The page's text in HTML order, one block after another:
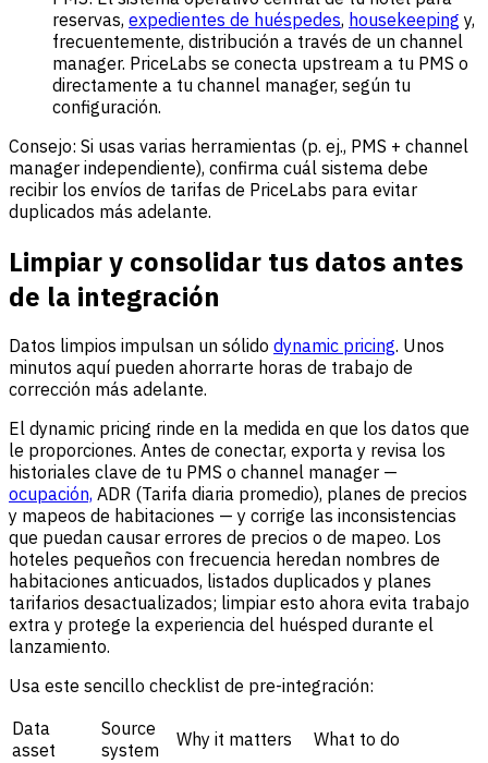
reservas, expedientes de huéspedes, housekeeping y,
frecuentemente, distribución a través de un channel
manager. PriceLabs se conecta upstream a tu PMS o
directamente a tu channel manager, según tu
configuración.
Consejo: Si usas varias herramientas (p. ej., PMS + channel
manager independiente), confirma cuál sistema debe
recibir los envíos de tarifas de PriceLabs para evitar
duplicados más adelante.
Limpiar y consolidar tus datos antes
de la integración
Datos limpios impulsan un sólido dynamic pricing. Unos
minutos aquí pueden ahorrarte horas de trabajo de
corrección más adelante.
El dynamic pricing rinde en la medida en que los datos que
le proporciones. Antes de conectar, exporta y revisa los
historiales clave de tu PMS o channel manager —
ocupación, ADR (Tarifa diaria promedio), planes de precios
y mapeos de habitaciones — y corrige las inconsistencias
que puedan causar errores de precios o de mapeo. Los
hoteles pequeños con frecuencia heredan nombres de
habitaciones anticuados, listados duplicados y planes
tarifarios desactualizados; limpiar esto ahora evita trabajo
extra y protege la experiencia del huésped durante el
lanzamiento.
Usa este sencillo checklist de pre-integración:
Data
asset
Source
system
Why it matters What to do